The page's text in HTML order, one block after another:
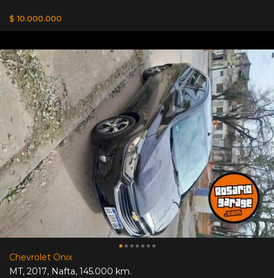
$ 10.000.000
Chevrolet Onix
MT, 2017, Nafta, 145.000 km.